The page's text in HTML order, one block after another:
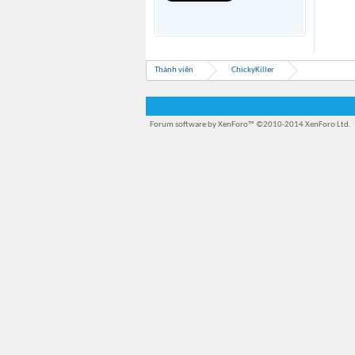
Thành viên ChickyKiller
Forum software by XenForo™ ©2010-2014 XenForo Ltd.